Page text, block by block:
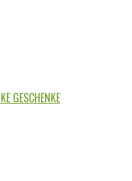
GESCHENKE